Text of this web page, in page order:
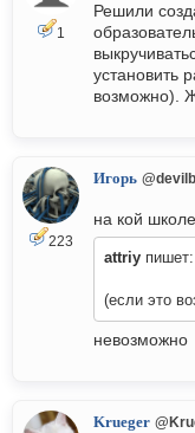
1
Решили
установить
возможно).
223
Игорь
на кой
attriy пишет:
(если это
невозможно
Krueger